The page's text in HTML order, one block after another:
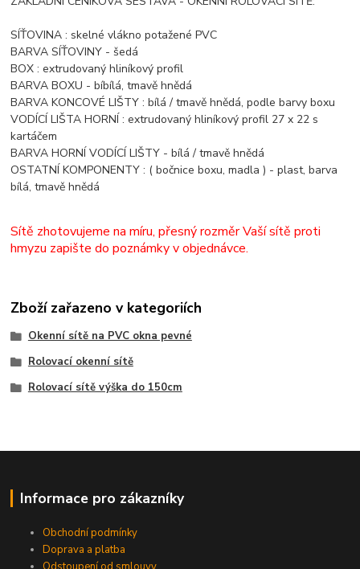
SÍŤOVINA : skelné vlákno potažené PVC
BARVA SÍŤOVINY - šedá
BOX : extrudovaný hliníkový profil
BARVA BOXU - bíbílá, tmavě hnědá
BARVA KONCOVÉ LIŠTY : bílá / tmavě hnědá, podle barvy boxu
VODÍCÍ LIŠTA HORNÍ : extrudovaný hliníkový profil 27 x 22 s
kartáčem
BARVA HORNÍ VODÍCÍ LIŠTY - bílá / tmavě hnědá
OSTATNÍ KOMPONENTY : ( bočnice boxu, madla ) - plast, barva
bílá, tmavě hnědá
Sítě zhotovujeme na míru, přesný rozměr Vaší sítě proti
hmyzu zapište do poznámky v objednávce.
Zboží zařazeno v kategoriích
Okenní sítě na PVC okna pevné
Rolovací okenní sítě
Rolovací sítě výška do 150cm
Informace pro zákazníky
Obchodní podmínky
Doprava a platba